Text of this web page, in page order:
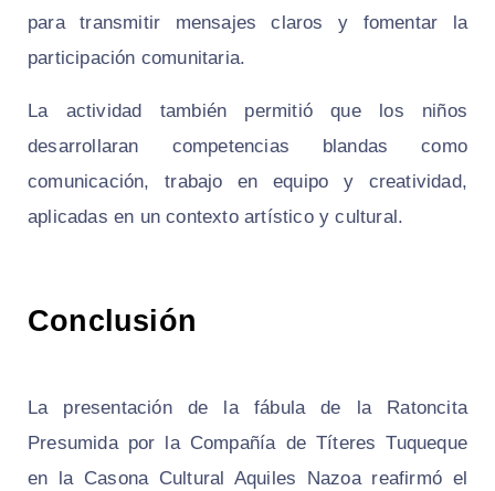
para transmitir mensajes claros y fomentar la
participación comunitaria.
La actividad también permitió que los niños
desarrollaran competencias blandas como
comunicación, trabajo en equipo y creatividad,
aplicadas en un contexto artístico y cultural.
Conclusión
La presentación de la fábula de la Ratoncita
Presumida por la Compañía de Títeres Tuqueque
en la Casona Cultural Aquiles Nazoa reafirmó el